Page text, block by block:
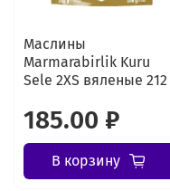
Маслины
Marmarabirlik Kuru
Sele 2XS вяленые 212
185.00 ₽
В корзину